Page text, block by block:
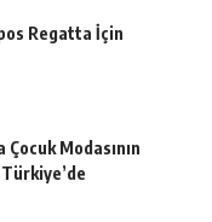
Regatta İçin
Modasının